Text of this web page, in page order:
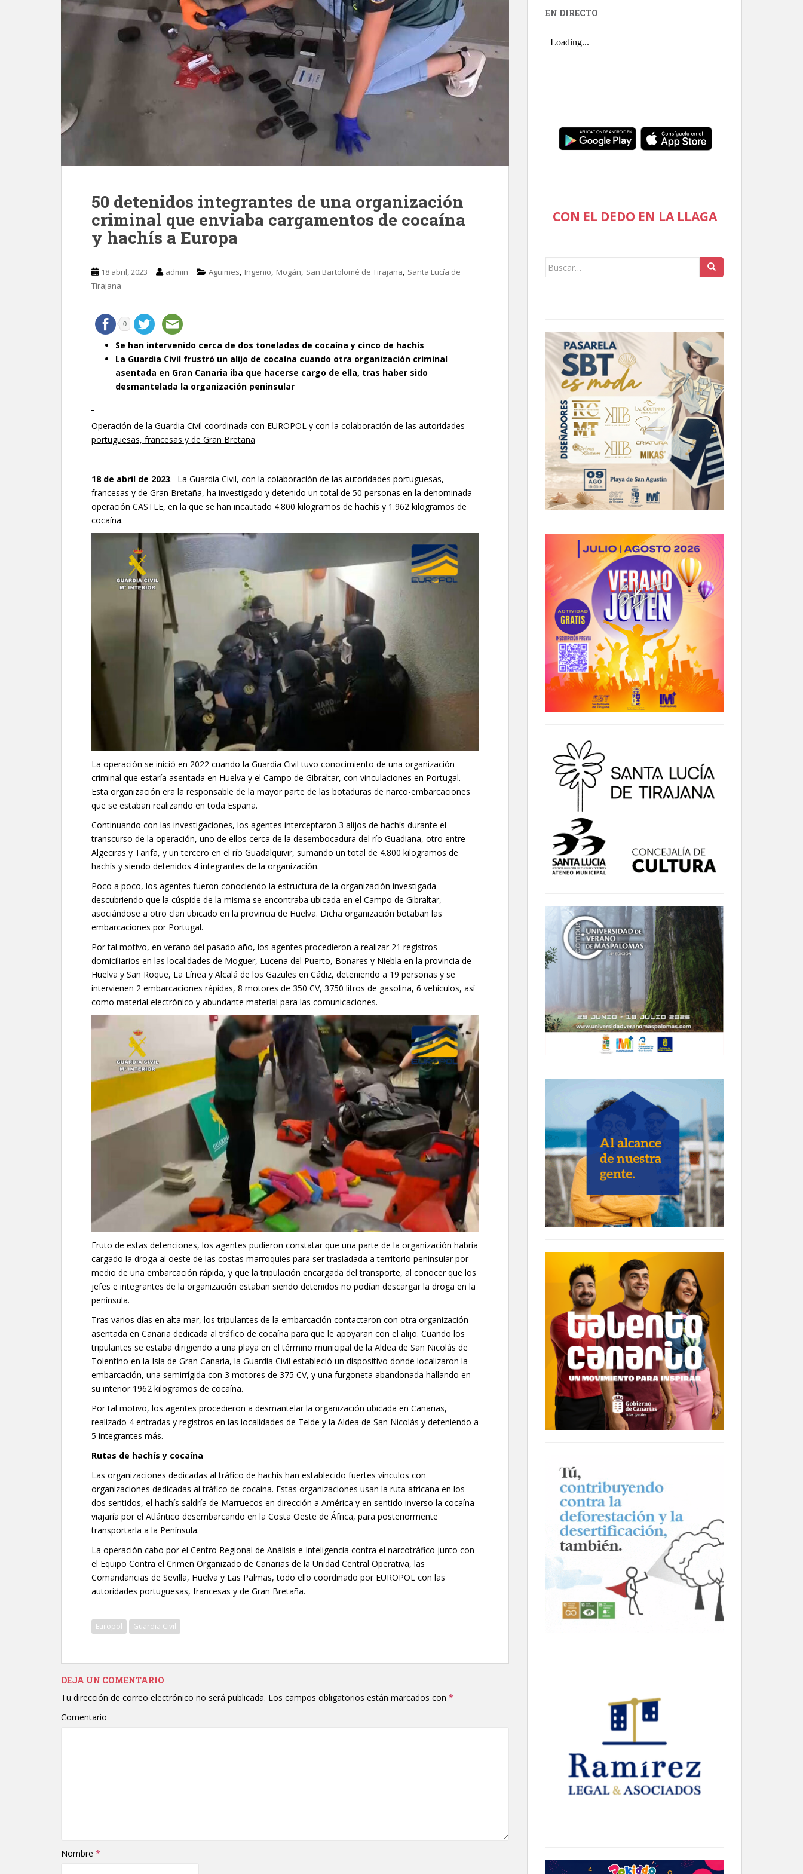
50 detenidos integrantes de una organización
criminal que enviaba cargamentos de cocaína
y hachís a Europa
18 abril, 2023 admin Agüimes, Ingenio, Mogán, San Bartolomé de Tirajana, Santa Lucía de
Tirajana
0
Se han intervenido cerca de dos toneladas de cocaína y cinco de hachís
La Guardia Civil frustró un alijo de cocaína cuando otra organización criminal
asentada en Gran Canaria iba que hacerse cargo de ella, tras haber sido
desmantelada la organización peninsular
Operación de la Guardia Civil coordinada con EUROPOL y con la colaboración de las autoridades
portuguesas, francesas y de Gran Bretaña
18 de abril de 2023.- La Guardia Civil, con la colaboración de las autoridades portuguesas,
francesas y de Gran Bretaña, ha investigado y detenido un total de 50 personas en la denominada
operación CASTLE, en la que se han incautado 4.800 kilogramos de hachís y 1.962 kilogramos de
cocaína.
La operación se inició en 2022 cuando la Guardia Civil tuvo conocimiento de una organización
criminal que estaría asentada en Huelva y el Campo de Gibraltar, con vinculaciones en Portugal.
Esta organización era la responsable de la mayor parte de las botaduras de narco-embarcaciones
que se estaban realizando en toda España.
Continuando con las investigaciones, los agentes interceptaron 3 alijos de hachís durante el
transcurso de la operación, uno de ellos cerca de la desembocadura del río Guadiana, otro entre
Algeciras y Tarifa, y un tercero en el río Guadalquivir, sumando un total de 4.800 kilogramos de
hachís y siendo detenidos 4 integrantes de la organización.
Poco a poco, los agentes fueron conociendo la estructura de la organización investigada
descubriendo que la cúspide de la misma se encontraba ubicada en el Campo de Gibraltar,
asociándose a otro clan ubicado en la provincia de Huelva. Dicha organización botaban las
embarcaciones por Portugal.
Por tal motivo, en verano del pasado año, los agentes procedieron a realizar 21 registros
domiciliarios en las localidades de Moguer, Lucena del Puerto, Bonares y Niebla en la provincia de
Huelva y San Roque, La Línea y Alcalá de los Gazules en Cádiz, deteniendo a 19 personas y se
intervienen 2 embarcaciones rápidas, 8 motores de 350 CV, 3750 litros de gasolina, 6 vehículos, así
como material electrónico y abundante material para las comunicaciones.
Fruto de estas detenciones, los agentes pudieron constatar que una parte de la organización habría
cargado la droga al oeste de las costas marroquíes para ser trasladada a territorio peninsular por
medio de una embarcación rápida, y que la tripulación encargada del transporte, al conocer que los
jefes e integrantes de la organización estaban siendo detenidos no podían descargar la droga en la
península.
Tras varios días en alta mar, los tripulantes de la embarcación contactaron con otra organización
asentada en Canaria dedicada al tráfico de cocaína para que le apoyaran con el alijo. Cuando los
tripulantes se estaba dirigiendo a una playa en el término municipal de la Aldea de San Nicolás de
Tolentino en la Isla de Gran Canaria, la Guardia Civil estableció un dispositivo donde localizaron la
embarcación, una semirrígida con 3 motores de 375 CV, y una furgoneta abandonada hallando en
su interior 1962 kilogramos de cocaína.
Por tal motivo, los agentes procedieron a desmantelar la organización ubicada en Canarias,
realizado 4 entradas y registros en las localidades de Telde y la Aldea de San Nicolás y deteniendo a
5 integrantes más.
Rutas de hachís y cocaína
Las organizaciones dedicadas al tráfico de hachís han establecido fuertes vínculos con
organizaciones dedicadas al tráfico de cocaína. Estas organizaciones usan la ruta africana en los
dos sentidos, el hachís saldría de Marruecos en dirección a América y en sentido inverso la cocaína
viajaría por el Atlántico desembarcando en la Costa Oeste de África, para posteriormente
transportarla a la Península.
La operación cabo por el Centro Regional de Análisis e Inteligencia contra el narcotráfico junto con
el Equipo Contra el Crimen Organizado de Canarias de la Unidad Central Operativa, las
Comandancias de Sevilla, Huelva y Las Palmas, todo ello coordinado por EUROPOL con las
autoridades portuguesas, francesas y de Gran Bretaña.
Europol Guardia Civil
DEJA UN COMENTARIO
Tu dirección de correo electrónico no será publicada. Los campos obligatorios están marcados con *
Comentario
Nombre *
EN DIRECTO
CON EL DEDO EN LA LLAGA
Buscar: